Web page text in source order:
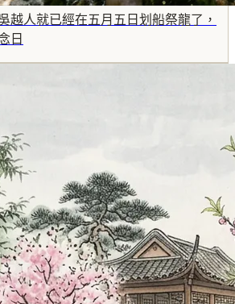
越人就已經在五月五日划船祭龍了，
日